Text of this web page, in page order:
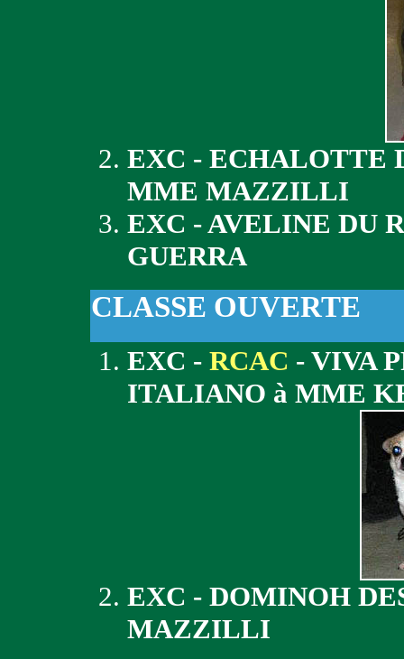
EXC - ECHALOTTE
MME MAZZILLI
EXC - AVELINE DU
GUERRA
CLASSE OUVERTE
EXC - RCAC - VIVA
ITALIANO à MME
EXC - DOMINOH
MAZZILLI